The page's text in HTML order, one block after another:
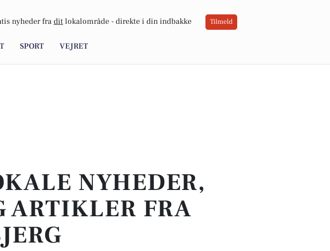
nyheder fra dit lokalområde - direkte i din indbakke Tilmeld
SPORT VEJRET
NYHEDER,
ARTIKLER FRA